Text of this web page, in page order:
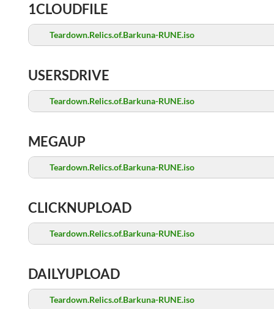
1CLOUDFILE
Teardown.Relics.of.Barkuna-RUNE.iso
USERSDRIVE
Teardown.Relics.of.Barkuna-RUNE.iso
MEGAUP
Teardown.Relics.of.Barkuna-RUNE.iso
CLICKNUPLOAD
Teardown.Relics.of.Barkuna-RUNE.iso
DAILYUPLOAD
Teardown.Relics.of.Barkuna-RUNE.iso